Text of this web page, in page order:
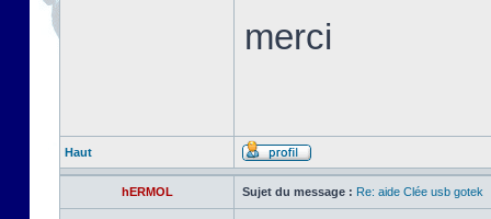
merci
Haut
hERMOL Sujet du message : Re: aide Clée usb gotek